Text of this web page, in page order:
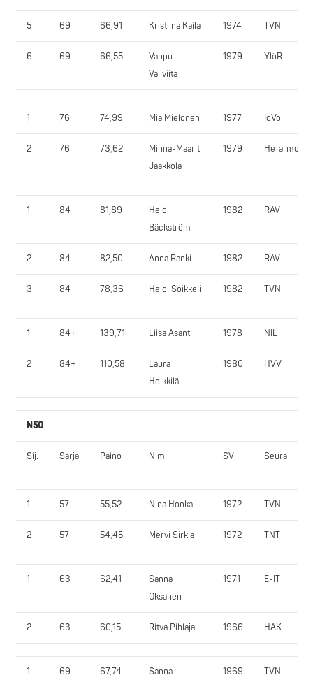
5 69 66,91 Kristiina Kaila 1974 TVN
6 69 66,55
Vappu
Väliviita
1979 YlöR
1 76 74,99 Mia Mielonen 1977 IdVo
2 76 73,62
Minna-Maarit
Jaakkola
1979 HeTarmo
1 84 81,89
Heidi
Bäckström
1982 RAV
2 84 82,50 Anna Ranki 1982 RAV
3 84 78,36 Heidi Soikkeli 1982 TVN
1 84+ 139,71 Liisa Asanti 1978 NIL
2 84+ 110,58
Laura
Heikkilä
1980 HVV
N50
Sij. Sarja Paino Nimi SV Seura
1 57 55,52 Nina Honka 1972 TVN
2 57 54,45 Mervi Sirkiä 1972 TNT
1 63 62,41
Sanna
Oksanen
1971 E-IT
2 63 60,15 Ritva Pihlaja 1966 HAK
1 69 67,74
Sanna
1969 TVN